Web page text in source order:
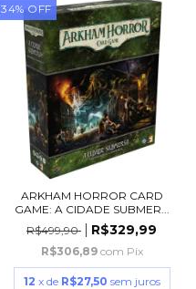
34% OFF
ARKHAM HORROR CARD
GAME: A CIDADE SUBMER...
R$499,90
R$329,99
R$306,89 com Pix
12 x de R$27,50 sem juros